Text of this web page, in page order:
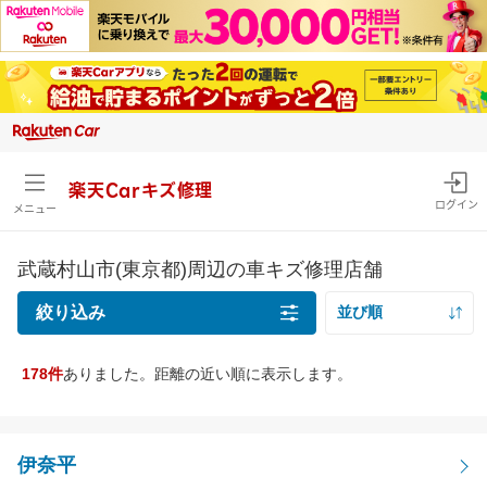
メニュー
楽天Carキズ修理
ログイン
武蔵村山市(東京都)周辺の車キズ修理店舗
絞り込み 並び順
キズの種類
178件ありました。距離の近い順に表示します。
伊奈平